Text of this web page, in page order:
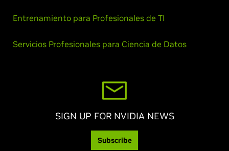
Entrenamiento para Profesionales de TI
Servicios Profesionales para Ciencia de Datos
SIGN UP FOR NVIDIA NEWS
Subscribe